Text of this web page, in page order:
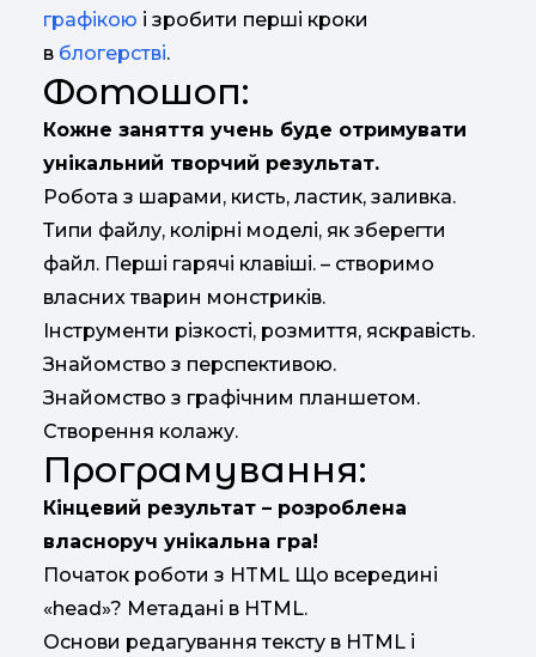
графікою і зробити перші кроки
в блогерстві.
Фотошоп:
Кожне заняття учень буде отримувати
унікальний творчий результат.
Робота з шарами, кисть, ластик, заливка.
Типи файлу, колірні моделі, як зберегти
файл. Перші гарячі клавіші. – створимо
власних тварин монстриків.
Інструменти різкості, розмиття, яскравість.
Знайомство з перспективою.
Знайомство з графічним планшетом.
Створення колажу.
Програмування:
Кінцевий результат – розроблена
власноруч унікальна гра!
Початок роботи з HTML Що всередині
«head»? Метадані в HTML.
Основи редагування тексту в HTML і